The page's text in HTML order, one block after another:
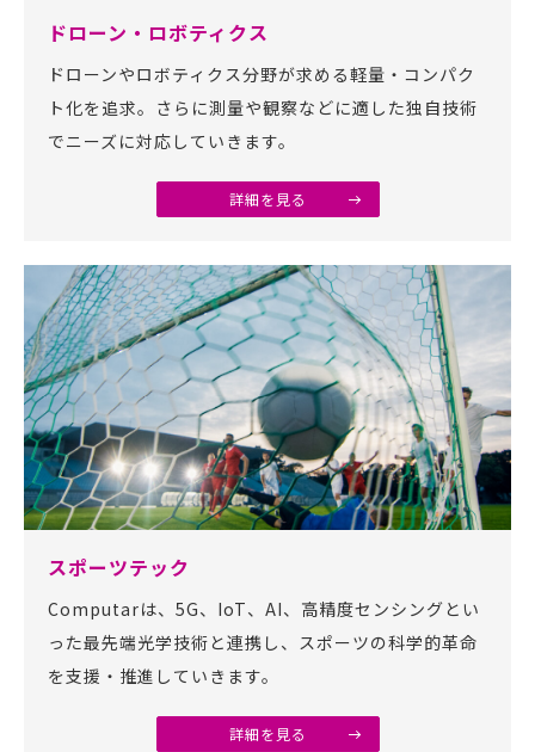
ドローン・ロボティクス
ドローンやロボティクス分野が求める軽量・コンパク
ト化を追求。さらに測量や観察などに適した独自技術
でニーズに対応していきます。
詳細を見る
スポーツテック
Computarは、5G、IoT、AI、高精度センシングとい
った最先端光学技術と連携し、スポーツの科学的革命
を支援・推進していきます。
詳細を見る